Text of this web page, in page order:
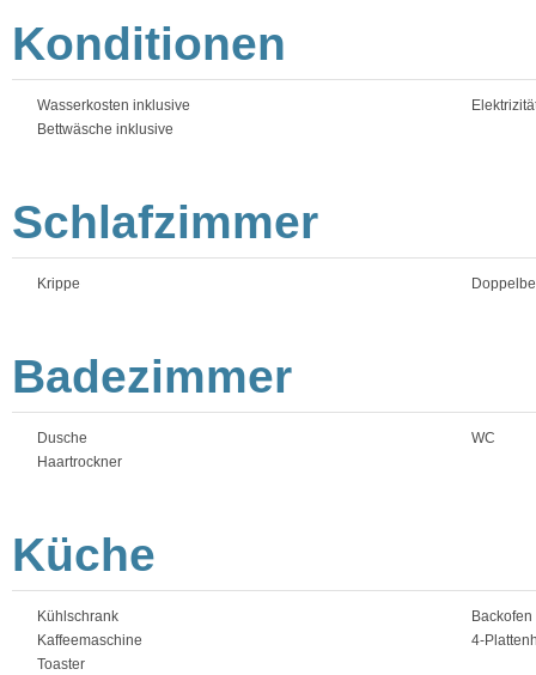
Konditionen
Wasserkosten inklusive
Bettwäsche inklusive
Schlafzimmer
Krippe
Badezimmer
Dusche
Haartrockner
WC
Küche
Kühlschrank
Kaffeemaschine
Toaster
Backofen
4-